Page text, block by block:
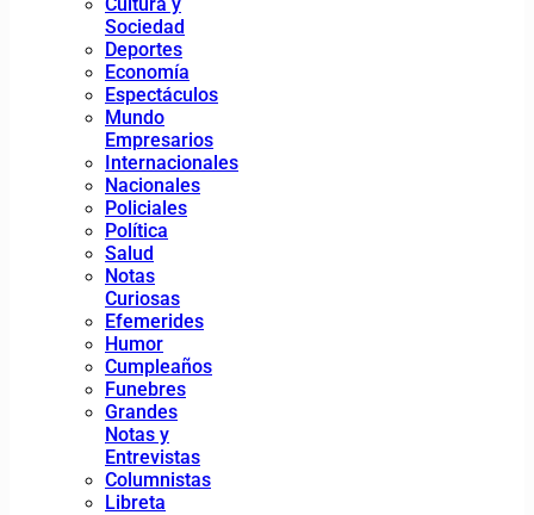
Sociedad
Deportes
Economía
Espectáculos
Mundo
Empresarios
Internacionales
Nacionales
Policiales
Política
Salud
Notas
Curiosas
Efemerides
Humor
Cumpleaños
Funebres
Grandes
Notas y
Entrevistas
Columnistas
Libreta